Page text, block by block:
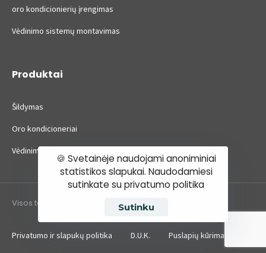
oro kondicionierių įrengimas
Vėdinimo sistemų montavimas
Produktai
Šildymas
Oro kondicioneriai
Vėdinimas
Visos teisės saugomos ©2022 BūstoIN.
Privatumo ir slapukų politika D.U.K. Puslapių kūrimas
🍪 Svetainėje naudojami anoniminiai
statistikos slapukai. Naudodamiesi
sutinkate su privatumo politika
Sutinku